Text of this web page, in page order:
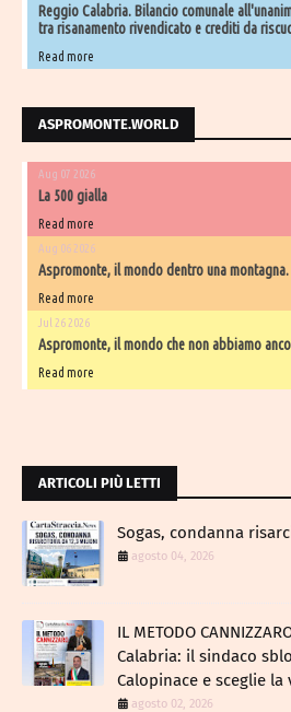
Reggio Calabria. Bilancio comunale
tra risanamento rivendicato e crediti da
Read more
ASPROMONTE.WORLD
Aug 07 2026
La 500 gialla
Read more
Aug 06 2026
Aspromonte, il mondo dentro una montagna.
Read more
Jul 26 2026
Aspromonte, il mondo che non abbiamo
Read more
ARTICOLI PIÙ LETTI
Sogas, condanna
agosto 04, 2026
IL METODO
Calabria: il sindaco
Calopinace e sceglie
agosto 02, 2026